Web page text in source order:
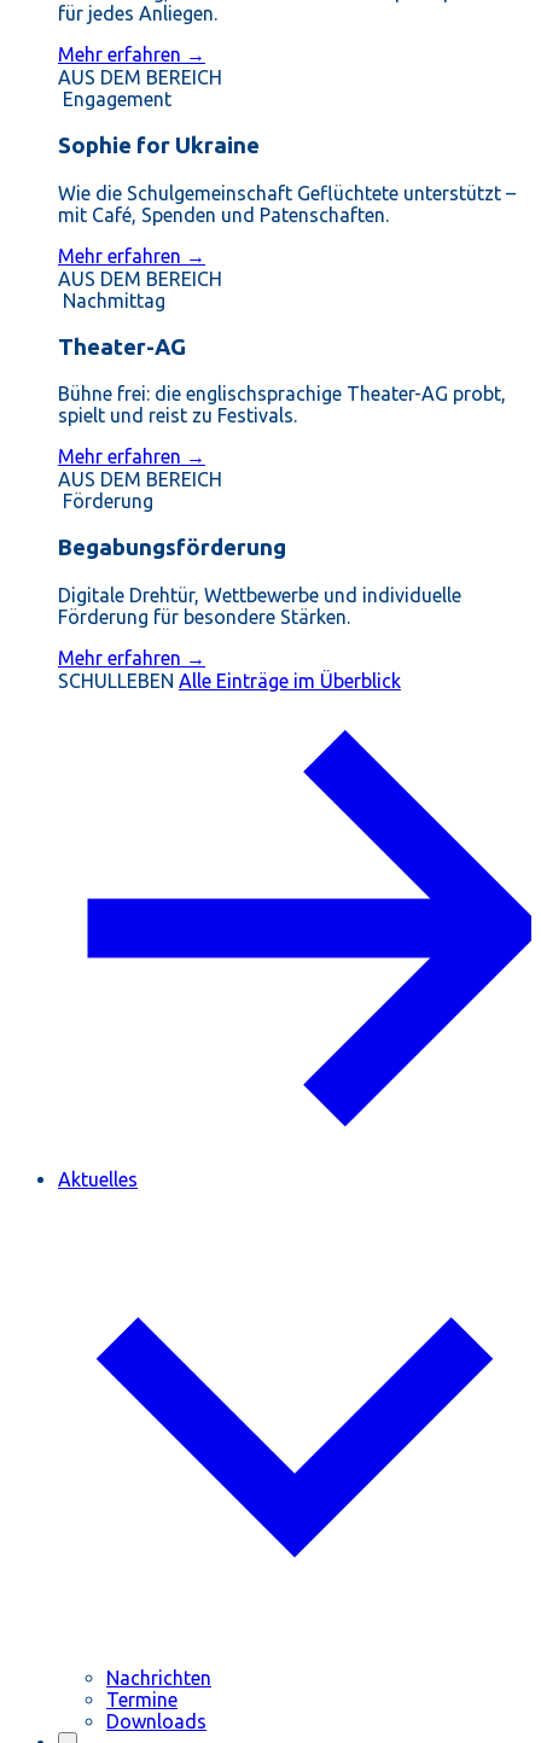
für jedes Anliegen.
Mehr erfahren →
AUS DEM BEREICH
Engagement
Sophie for Ukraine
Wie die Schulgemeinschaft Geflüchtete unterstützt –
mit Café, Spenden und Patenschaften.
Mehr erfahren →
AUS DEM BEREICH
Nachmittag
Theater-AG
Bühne frei: die englischsprachige Theater-AG probt,
spielt und reist zu Festivals.
Mehr erfahren →
AUS DEM BEREICH
Förderung
Begabungsförderung
Digitale Drehtür, Wettbewerbe und individuelle
Förderung für besondere Stärken.
Mehr erfahren →
SCHULLEBEN Alle Einträge im Überblick
Aktuelles
Nachrichten
Termine
Downloads